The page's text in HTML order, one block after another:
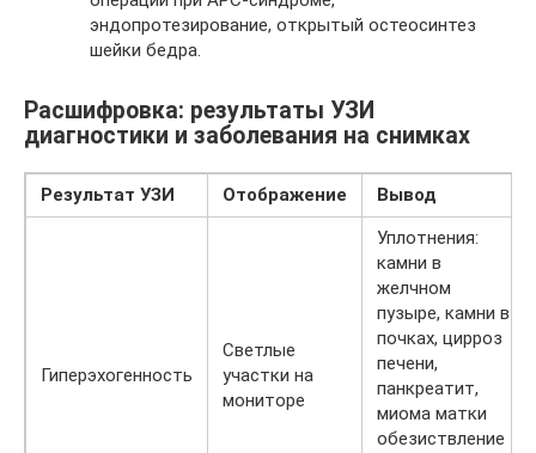
эндопротезирование, открытый остеосинтез
шейки бедра.
Расшифровка: результаты УЗИ
диагностики и заболевания на снимках
Результат УЗИ Отображение Вывод
Гиперэхогенность
Светлые
участки на
мониторе
Уплотнения:
камни в
желчном
пузыре, камни в
почках, цирроз
печени,
панкреатит,
миома матки
обезиствление